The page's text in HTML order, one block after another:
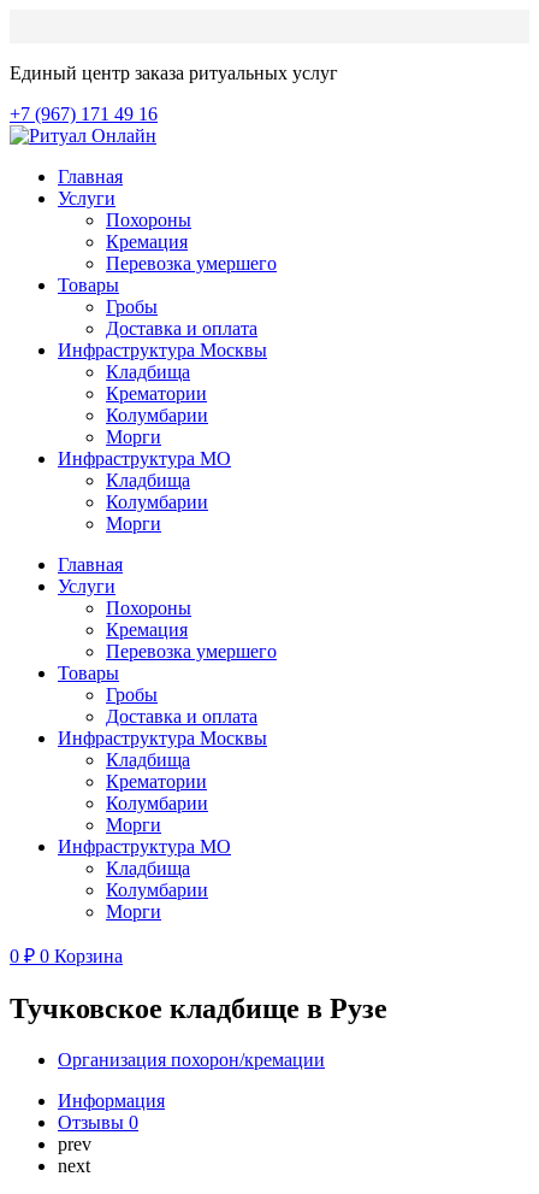
Единый центр заказа ритуальных услуг
+7 (967) 171 49 16
Главная
Услуги
Похороны
Кремация
Перевозка умершего
Товары
Гробы
Доставка и оплата
Инфраструктура Москвы
Кладбища
Крематории
Колумбарии
Морги
Инфраструктура МО
Кладбища
Колумбарии
Морги
Главная
Услуги
Похороны
Кремация
Перевозка умершего
Товары
Гробы
Доставка и оплата
Инфраструктура Москвы
Кладбища
Крематории
Колумбарии
Морги
Инфраструктура МО
Кладбища
Колумбарии
Морги
0 ₽ 0 Корзина
Тучковское кладбище в Рузе
Организация похорон/кремации
Информация
Отзывы 0
prev
next